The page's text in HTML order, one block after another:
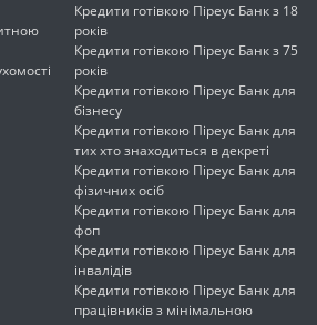
Кредити готівкою Піреус Банк з 18
років
Кредити готівкою Піреус Банк з 75
років
Кредити готівкою Піреус Банк для
бізнесу
Кредити готівкою Піреус Банк для
тих хто знаходиться в декреті
Кредити готівкою Піреус Банк для
фізичних осіб
Кредити готівкою Піреус Банк для
фоп
Кредити готівкою Піреус Банк для
інвалідів
Кредити готівкою Піреус Банк для
працівників з мінімальною